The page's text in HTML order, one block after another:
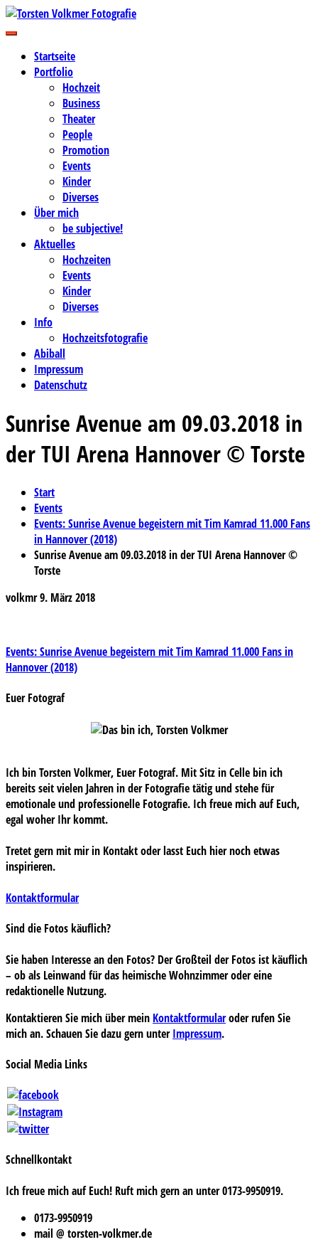
Zum
Inhalt
Torsten Volkmer Fotografie
Business-, Portrait- und Hochzeitsfotografie
Startseite
Portfolio
Hochzeit
Business
Theater
People
Promotion
Events
Kinder
Diverses
Über mich
be subjective!
Aktuelles
Hochzeiten
Events
Kinder
Diverses
Info
Hochzeitsfotografie
Abiball
Impressum
Datenschutz
Sunrise Avenue am 09.03.2018 in
der TUI Arena Hannover © Torste
Start
Events
Events: Sunrise Avenue begeistern mit Tim Kamrad 11.000 Fans
in Hannover (2018)
Sunrise Avenue am 09.03.2018 in der TUI Arena Hannover ©
Torste
volkmr9. März 2018
Beitragsnavigation
Events: Sunrise Avenue begeistern mit Tim Kamrad 11.000 Fans in
Hannover (2018)
Euer Fotograf
Ich bin Torsten Volkmer, Euer Fotograf. Mit Sitz in Celle bin ich
bereits seit vielen Jahren in der Fotografie tätig und stehe für
emotionale und professionelle Fotografie. Ich freue mich auf Euch,
egal woher Ihr kommt.
Tretet gern mit mir in Kontakt oder lasst Euch hier noch etwas
inspirieren.
Kontaktformular
Sind die Fotos käuflich?
Sie haben Interesse an den Fotos? Der Großteil der Fotos ist käuflich
– ob als Leinwand für das heimische Wohnzimmer oder eine
redaktionelle Nutzung.
Kontaktieren Sie mich über mein Kontaktformularoder rufen Sie
mich an. Schauen Sie dazu gern unterImpressum.
Social Media Links
Schnellkontakt
Ich freue mich auf Euch! Ruft mich gern an unter 0173-9950919.
0173-9950919
mail @ torsten-volkmer.de